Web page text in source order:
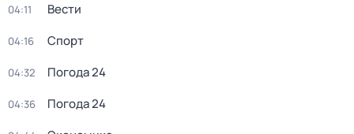
04:11 Вести
04:16 Спорт
04:32 Погода 24
04:36 Погода 24